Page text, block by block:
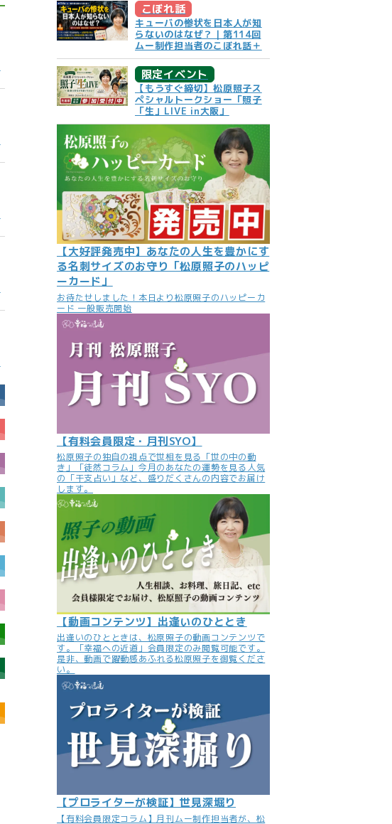
こぼれ話
キューバの惨状を日本人が知
らないのはなぜ？｜第114回
ムー制作担当者のこぼれ話＋
限定イベント
【もうすぐ締切】松原照子ス
ペシャルトークショー「照子
「生」LIVE in大阪」
【大好評発売中】あなたの人生を豊かにす
る名刺サイズのお守り「松原照子のハッピ
ーカード」
お待たせしました！本日より松原照子のハッピーカ
ード 一般販売開始
【有料会員限定・月刊SYO】
松原照子の独自の視点で世相を見る「世の中の動
き」「徒然コラム」今月のあなたの運勢を見る人気
の「干支占い」など、盛りだくさんの内容でお届け
します。
【動画コンテンツ】出逢いのひととき
出逢いのひとときは、松原照子の動画コンテンツで
す。「幸福への近道」会員限定のみ閲覧可能です。
是非、動画で躍動感あふれる松原照子を御覧くださ
い。
【プロライターが検証】世見深堀り
【有料会員限定コラム】月刊ムー制作担当者が、松